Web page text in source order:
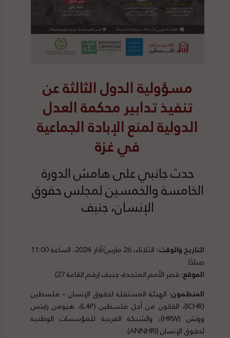
مسؤولية الدول الثالثة عن
تنفيذ تدابير محكمة العدل
الدولية لمنع الإبادة الجماعية
في غزة
حدث جانبي على هامش الدورة
الخامسة والخمسين لمجلس حقوق
الإنسان، جنيف
التاريخ والوقت:
الثلاثاء، 26 مارس/آذار 2024، الساعة 11:00
صباحًا
الموقع:قصر الأمم المتحدة، جنيف (رقم القاعة 27)
المنظمون: الهيئة المستقلة لحقوق الإنسان – فلسطين
(ICHR)، القانون من أجل فلسطين (L4P)، هيومن رايتس
ووتش (HRW)، والشبكة العربية للمؤسسات الوطنية
لحقوق الإنسان (ANNHRI).